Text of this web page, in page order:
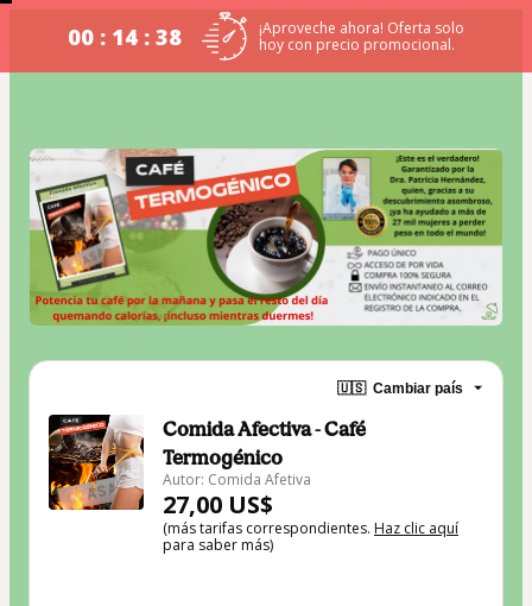
00 : 14 : 37
¡Aproveche ahora! Oferta solo
hoy con precio promocional.
🇺🇸 Cambiar país
Comida Afectiva - Café
Termogénico
Autor: Comida Afetiva
27,00 US$
(más tarifas correspondientes. Haz clic aquí
para saber más)